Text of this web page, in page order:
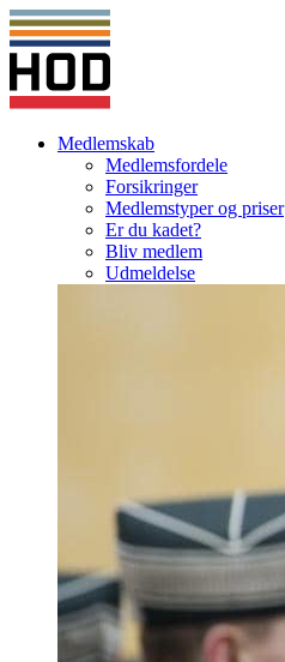
Medlemskab
Medlemsfordele
Forsikringer
Medlemstyper og priser
Er du kadet?
Bliv medlem
Udmeldelse